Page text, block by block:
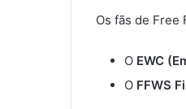
Os fãs de
O EWC
O FFWS